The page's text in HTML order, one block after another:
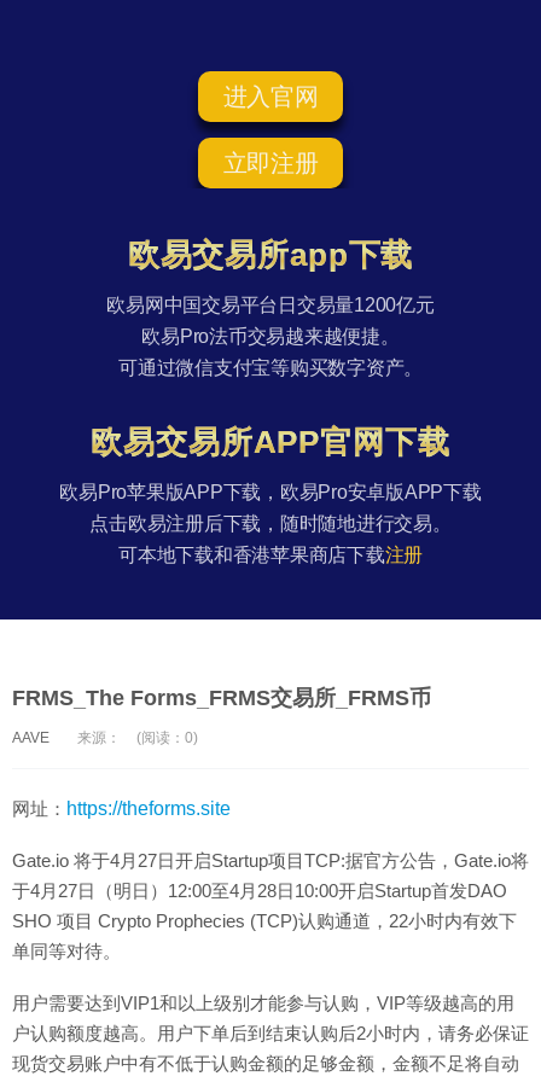
进入官网
立即注册
欧易交易所app下载
欧易网中国交易平台日交易量1200亿元
欧易Pro法币交易越来越便捷。
可通过微信支付宝等购买数字资产。
欧易交易所APP官网下载
欧易Pro苹果版APP下载，欧易Pro安卓版APP下载
点击欧易注册后下载，随时随地进行交易。
可本地下载和香港苹果商店下载注册
FRMS_The Forms_FRMS交易所_FRMS币
AAVE 来源： (阅读：0)
网址： https://theforms.site
Gate.io 将于4月27日开启Startup项目TCP:据官方公告，Gate.io将
于4月27日（明日）12:00至4月28日10:00开启Startup首发DAO
SHO 项目 Crypto Prophecies (TCP)认购通道，22小时内有效下
单同等对待。
用户需要达到VIP1和以上级别才能参与认购，VIP等级越高的用
户认购额度越高。用户下单后到结束认购后2小时内，请务必保证
现货交易账户中有不低于认购金额的足够金额，金额不足将自动